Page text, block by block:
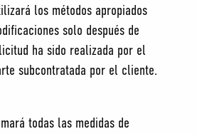
los métodos apropiados
solo después de
ha sido realizada por el
subcontratada por el cliente.
todas las medidas de